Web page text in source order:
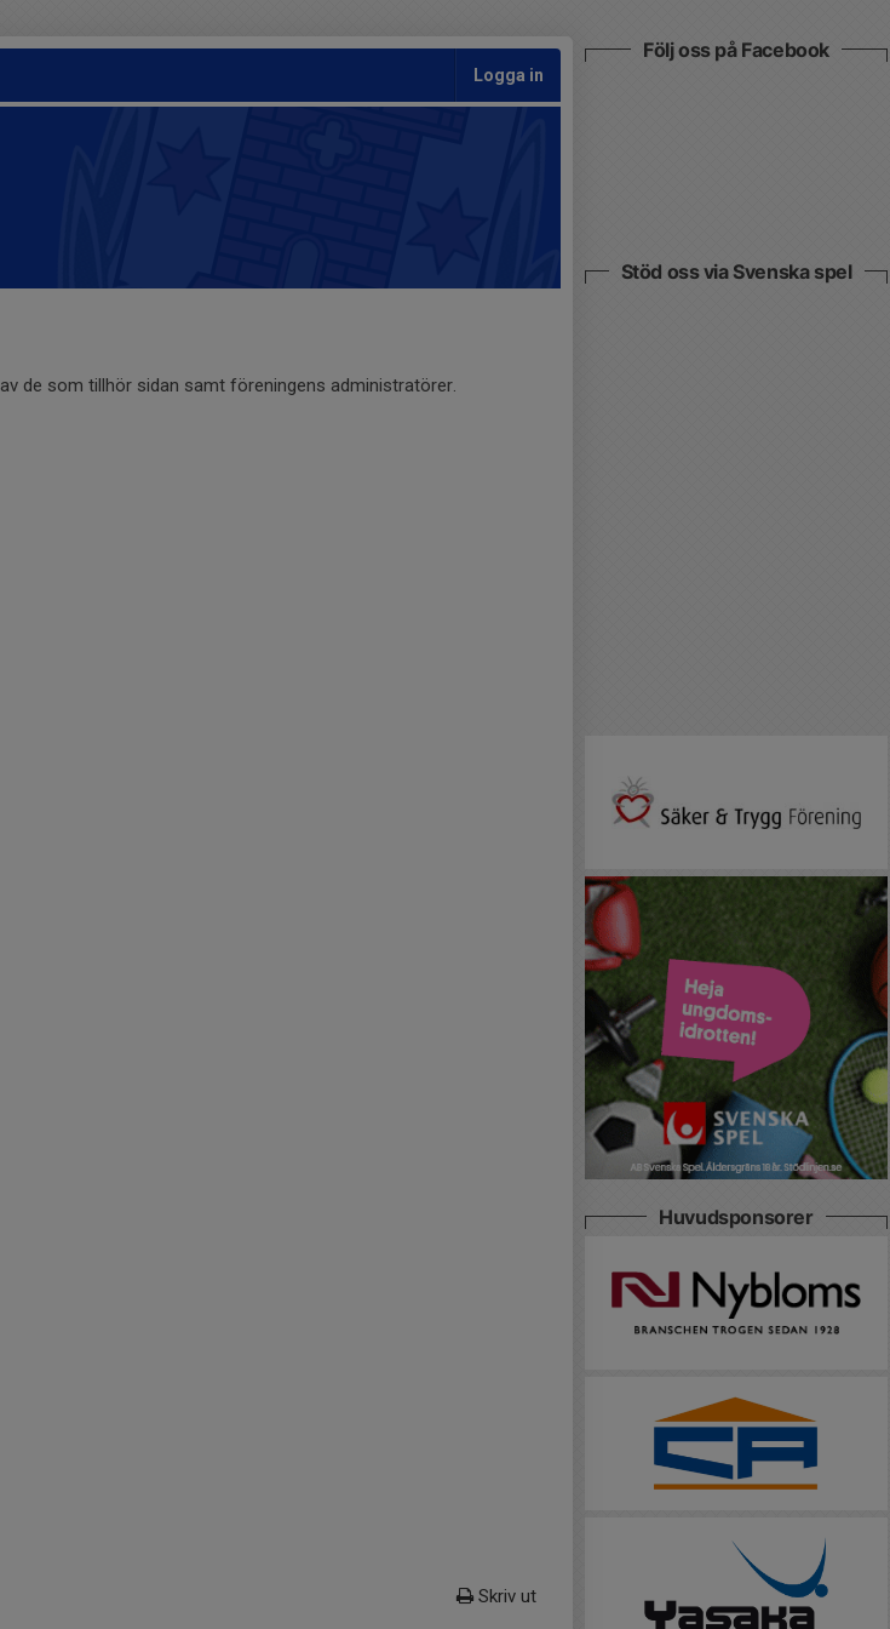
Logga in
de som tillhör sidan samt föreningens administratörer.
Skriv ut
Följ oss på Facebook
Stöd oss via Svenska spel
Huvudsponsorer